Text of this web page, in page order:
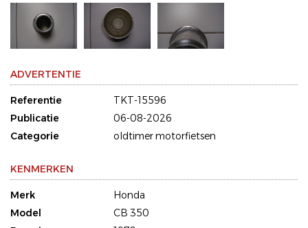
ADVERTENTIE
Referentie
TKT-15596
Publicatie
06-08-2026
Categorie
oldtimer motorfietsen
KENMERKEN
Merk
Honda
Model
CB 350